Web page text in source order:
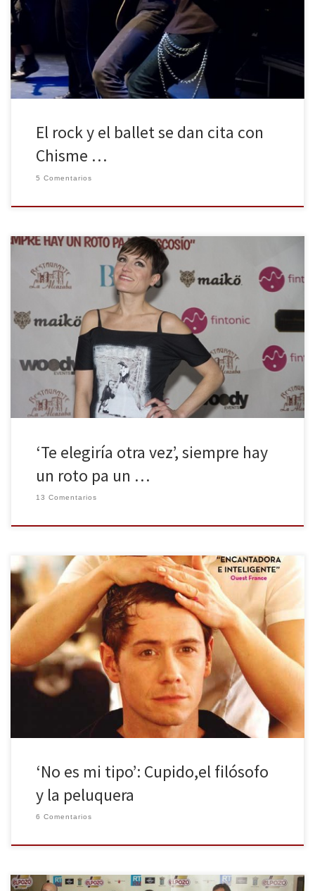
densos de lo habitual, voces agudas que nos sumergen en
historias de vida y todo esto unido a un espectáculo de ballet?
Aunque no lo creáis, ¡es posible! […]
El rock y el ballet se dan cita con
Chisme …
5 Comentarios
Batiburrillo Producciones presenta Te elegiría otra vez, una
comedia romántica que podrás disfrutar en vivo en el Pequeño
Teatro Gran Vía de Madrid. La Huella Digital ha asistido a la
Premiere de esta obra escrita y dirigida por Sara Escudero
(monologuista reconocida por programas de televisión como
Zapeando y El […]
‘Te elegiría otra vez’, siempre hay
un roto pa un …
13 Comentarios
Al norte de Francia, en Arrás, capital de Paso de Calais, ciudad que
destaca por ser una de las principales cuencas mineras de carbón
en este país, tiene escenario esta controvertida historia de amor,
cuyo nombre original es Pass Mon Genre. Esta comedia romántica
está dirigida por Lucas Belvaux actor y […]
‘No es mi tipo’: Cupido,el filósofo
y la peluquera
6 Comentarios